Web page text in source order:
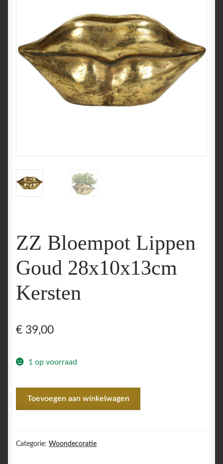
ZZ Bloempot Lippen
Goud 28x10x13cm
Kersten
€ 39,00
1 op voorraad
28x10x13cm
Toevoegen aan winkelwagen
Categorie: Woondecoratie